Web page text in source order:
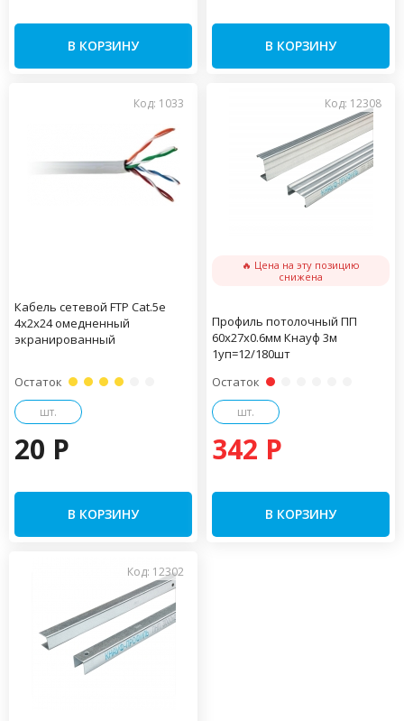
В КОРЗИНУ В КОРЗИНУ
Код: 1033
Кабель сетевой FTP Cat.5e
4x2x24 омедненный
экранированный
Остаток
шт.
20 P
В КОРЗИНУ
Код: 12308
🔥 Цена на эту позицию
снижена
Профиль потолочный ПП
60х27х0.6мм Кнауф 3м
1уп=12/180шт
Остаток
шт.
342 P
В КОРЗИНУ
Код: 12302